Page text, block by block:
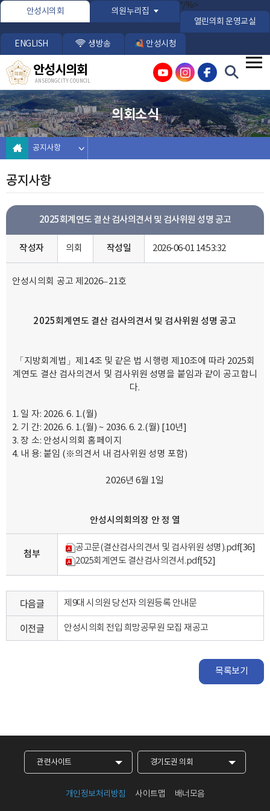
본문바로가기
안성시의회 의원누리집
*/%>
열린의회 운영교실
ENGLISH 생방송 안성시청
안성시의회
ANSEONG CITY COUNCIL
의회소식
공지사항
공지사항
2025회계연도 결산 검사의견서 및 검사위원 성명 공고
작성자 의회 작성일 2026-06-01 14:53:32
안성시의회 공고 제2026–21호
2025회계연도 결산 검사의견서 및 검사위원 성명 공고
「지방회계법」제14조 및 같은 법 시행령 제10조에 따라 2025회
계연도 결산 검사의견서 및 검사위원 성명을 붙임과 같이 공고합니
다.
일 자: 2026. 6. 1.(월)
기 간: 2026. 6. 1.(월) ~ 2036. 6. 2.(월) [10년]
장 소: 안성시의회 홈페이지
내 용: 붙임 (※의견서 내 검사위원 성명 포함)
2026년 6월 1일
안성시의회의장 안 정 열
첨부
공고문(결산검사의견서 및 검사위원 성명).pdf[36]
2025회계연도 결산검사의견서.pdf[52]
다음글 제9대 시의원 당선자 의원등록 안내문
이전글 안성시의회 전입 희망공무원 모집 재공고
목록보기
관련사이트 경기도권 의회
개인정보처리방침 사이트맵 배너모음